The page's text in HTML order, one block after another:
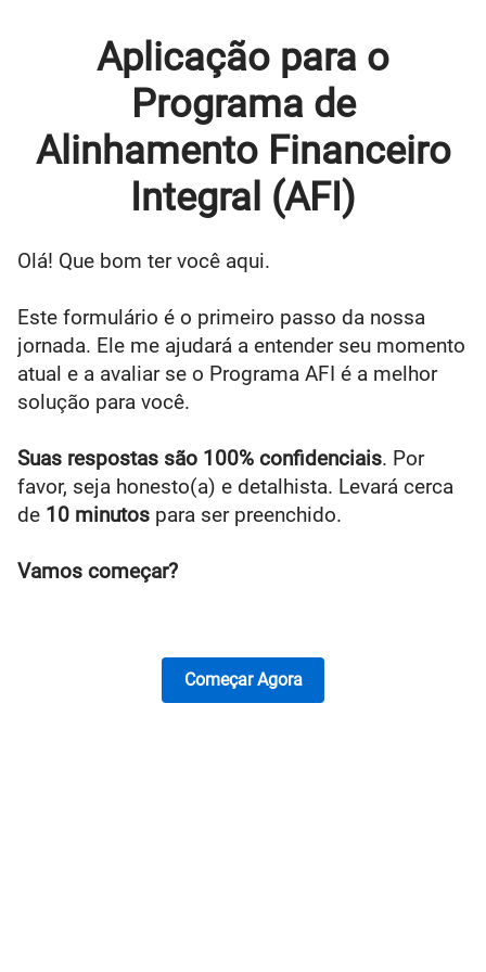
Aplicação para o
Programa de
Alinhamento Financeiro
Integral (AFI)
Olá! Que bom ter você aqui.
Este formulário é o primeiro passo da nossa
jornada. Ele me ajudará a entender seu momento
atual e a avaliar se o Programa AFI é a melhor
solução para você.
Suas respostas são 100% confidenciais. Por
favor, seja honesto(a) e detalhista. Levará cerca
de 10 minutos para ser preenchido.
Vamos começar?
Começar Agora